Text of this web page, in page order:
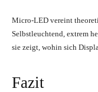
Micro-LED vereint
Selbstleuchtend, extrem
sie zeigt, wohin sich
Fazit